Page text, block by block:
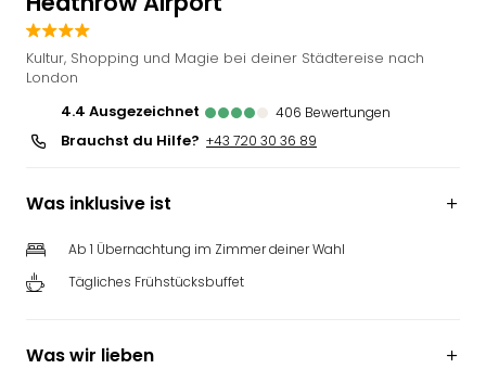
Kultur, Shopping und Magie bei deiner Städtereise nach
London
4.4
ausgezeichnet 406 Bewertungen
Brauchst du Hilfe? +43 720 30 36 89
Was inklusive ist
Ab 1 Übernachtung im Zimmer deiner Wahl
Tägliches Frühstücksbuffet
Was wir lieben